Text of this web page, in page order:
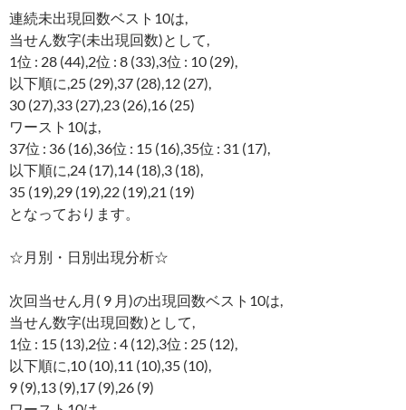
連続未出現回数ベスト10は,
当せん数字(未出現回数)として,
1位 : 28 (44),2位 : 8 (33),3位 : 10 (29),
以下順に,25 (29),37 (28),12 (27),
30 (27),33 (27),23 (26),16 (25)
ワースト10は,
37位 : 36 (16),36位 : 15 (16),35位 : 31 (17),
以下順に,24 (17),14 (18),3 (18),
35 (19),29 (19),22 (19),21 (19)
となっております。
☆月別・日別出現分析☆
次回当せん月( 9 月)の出現回数ベスト10は,
当せん数字(出現回数)として,
1位 : 15 (13),2位 : 4 (12),3位 : 25 (12),
以下順に,10 (10),11 (10),35 (10),
9 (9),13 (9),17 (9),26 (9)